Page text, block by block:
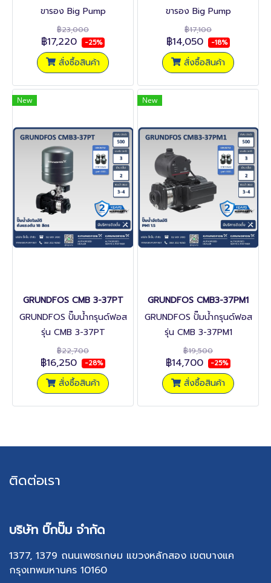
ขารอง Big Pump
฿23,000
฿17,220 -25%
สั่งซื้อสินค้า
ขารอง Big Pump
฿17,100
฿14,050 -18%
สั่งซื้อสินค้า
New
GRUNDFOS CMB 3-37PT
GRUNDFOS ปั๊มน้ำกรุนด์ฟอส
รุ่น CMB 3-37PT
฿22,700
฿16,250 -28%
สั่งซื้อสินค้า
New
GRUNDFOS CMB3-37PM1
GRUNDFOS ปั๊มน้ำกรุนด์ฟอส
รุ่น CMB 3-37PM1
฿19,500
฿14,700 -25%
สั่งซื้อสินค้า
ติดต่อเรา
บริษัท บิ๊กปั๊ม จำกัด
1377, 1379 ถนนเพชรเกษม แขวงหลักสอง เขตบางแค
กรุงเทพมหานคร 10160